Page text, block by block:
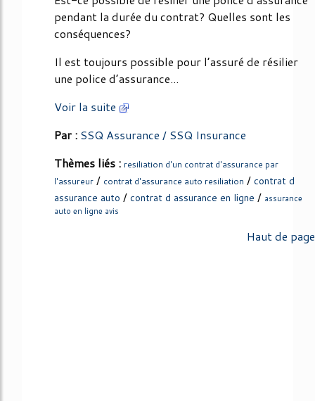
pendant la durée du contrat? Quelles sont les
conséquences?
Il est toujours possible pour l’assuré de résilier
une police d’assurance...
Voir la suite
Par : SSQ Assurance / SSQ Insurance
Thèmes liés : resiliation d'un contrat d'assurance par
l'assureur / contrat d'assurance auto resiliation / contrat d
assurance auto / contrat d assurance en ligne / assurance
auto en ligne avis
Haut de page